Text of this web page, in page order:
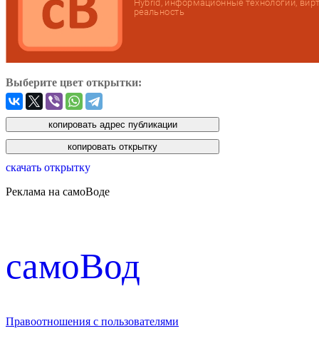
Выберите цвет открытки:
скачать открытку
Реклама на самоВоде
cамоВод
Правоотношения с пользователями